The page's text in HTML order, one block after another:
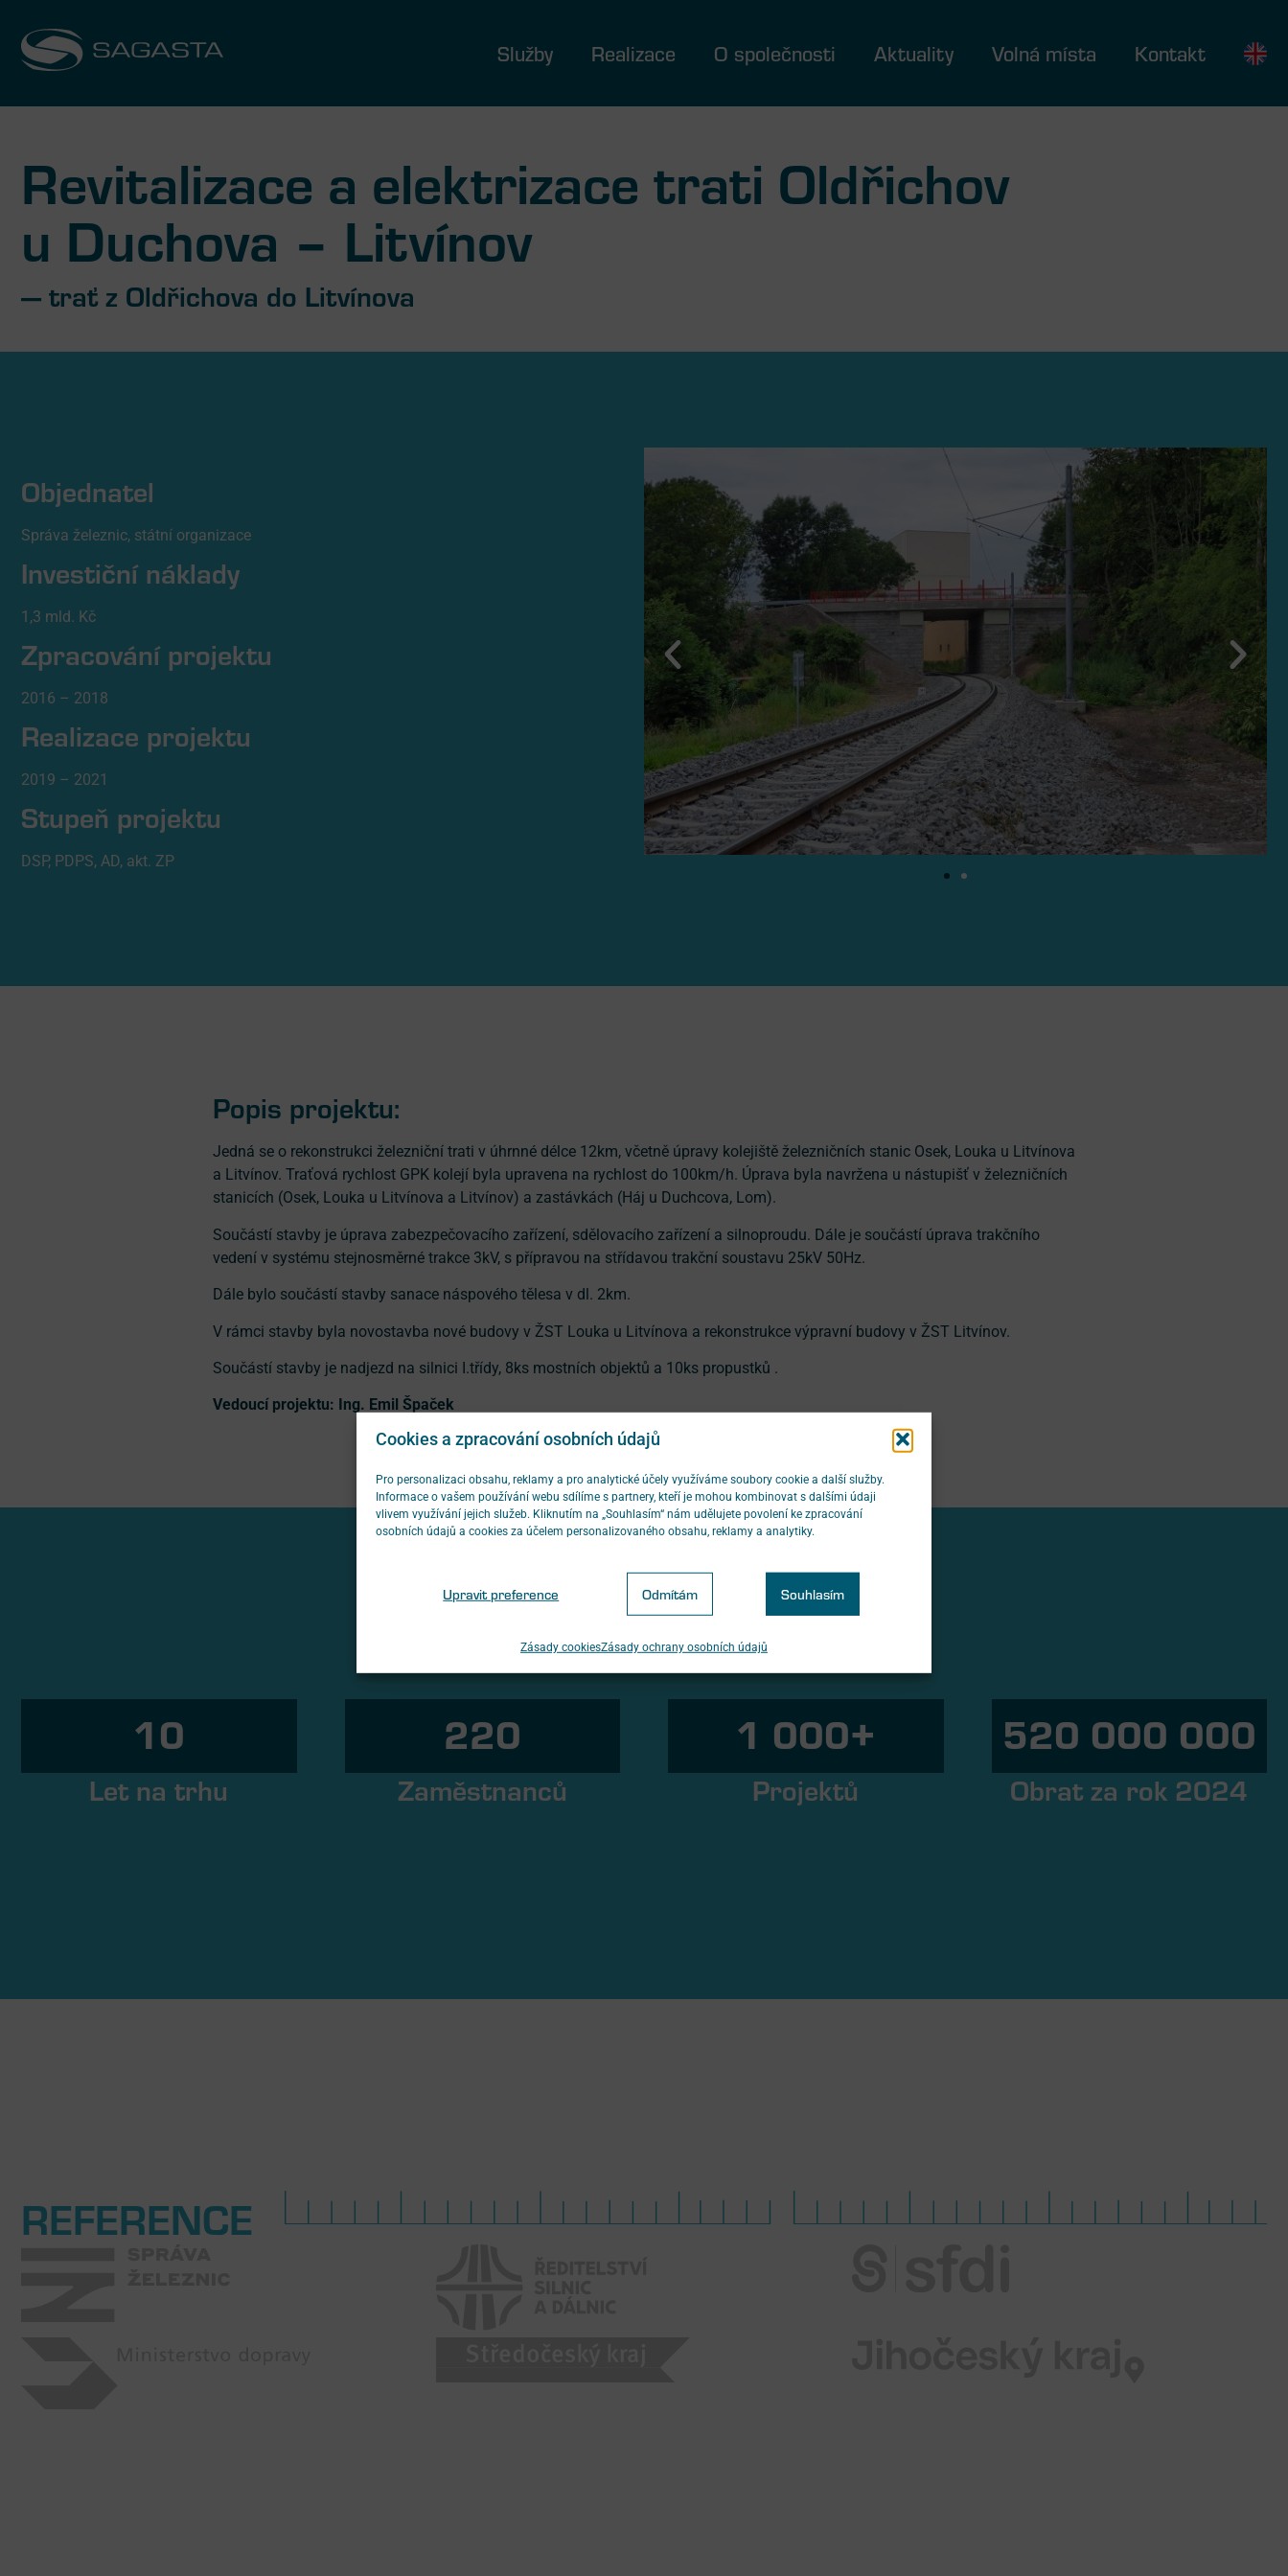
Cookies a zpracování osobních údajů
Pro personalizaci obsahu, reklamy a pro analytické účely využíváme soubory cookie a další služby.
Informace o vašem používání webu sdílíme s partnery, kteří je mohou kombinovat s dalšími údaji
vlivem využívání jejich služeb. Kliknutím na „Souhlasím“ nám udělujete povolení ke zpracování
osobních údajů a cookies za účelem personalizovaného obsahu, reklamy a analytiky.
Souhlasím
Odmítám
Upravit preference
Zásady cookiesZásady ochrany osobních údajů
Služby Realizace O společnosti Aktuality Volná místa Kontakt
Revitalizace a elektrizace trati Oldřichov
u Duchova – Litvínov
— trať z Oldřichova do Litvínova
Objednatel
Správa železnic, státní organizace
Investiční náklady
1,3 mld. Kč
Zpracování projektu
2016 – 2018
Realizace projektu
2019 – 2021
Stupeň projektu
DSP, PDPS, AD, akt. ZP
Popis projektu:
Jedná se o rekonstrukci železniční trati v úhrnné délce 12km, včetně úpravy kolejiště železničních stanic Osek, Louka u Litvínova
a Litvínov. Traťová rychlost GPK kolejí byla upravena na rychlost do 100km/h. Úprava byla navržena u nástupišť v železničních
stanicích (Osek, Louka u Litvínova a Litvínov) a zastávkách (Háj u Duchcova, Lom).
Součástí stavby je úprava zabezpečovacího zařízení, sdělovacího zařízení a silnoproudu. Dále je součástí úprava trakčního
vedení v systému stejnosměrné trakce 3kV, s přípravou na střídavou trakční soustavu 25kV 50Hz.
Dále bylo součástí stavby sanace náspového tělesa v dl. 2km.
V rámci stavby byla novostavba nové budovy v ŽST Louka u Litvínova a rekonstrukce výpravní budovy v ŽST Litvínov.
Součástí stavby je nadjezd na silnici I.třídy, 8ks mostních objektů a 10ks propustků .
Vedoucí projektu: Ing. Emil Špaček
Let na trhu
10
Zaměstnanců
220
Projektů
1 000+
Obrat za rok 2024
520 000 000
REFERENCE